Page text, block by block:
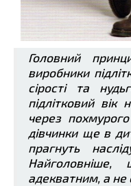
Головний
виробники
сірості та
підлітковий
через
дівчинки ще в
прагнуть
Найголовніше,
адекватним, а не